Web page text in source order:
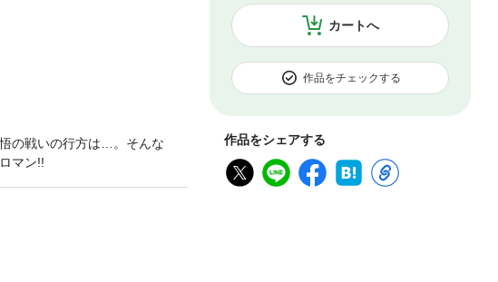
カートへ
作品をチェックする
作品をシェアする
の戦いの行方は…。そんな
マン!!